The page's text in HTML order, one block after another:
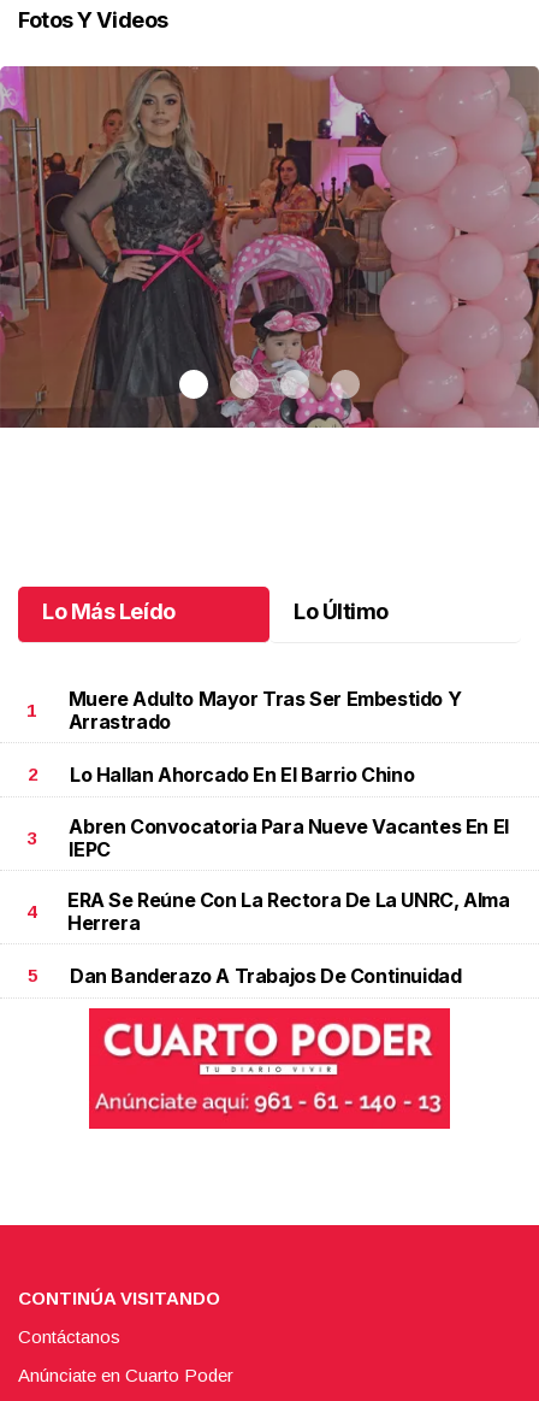
Fotos Y Videos
Lo Más Leído Lo Último
1
Muere Adulto Mayor Tras Ser Embestido Y
Arrastrado
2 Lo Hallan Ahorcado En El Barrio Chino
3
Abren Convocatoria Para Nueve Vacantes En El
IEPC
4
ERA Se Reúne Con La Rectora De La UNRC, Alma
Herrera
5 Dan Banderazo A Trabajos De Continuidad
CONTINÚA VISITANDO
Contáctanos
Anúnciate en Cuarto Poder